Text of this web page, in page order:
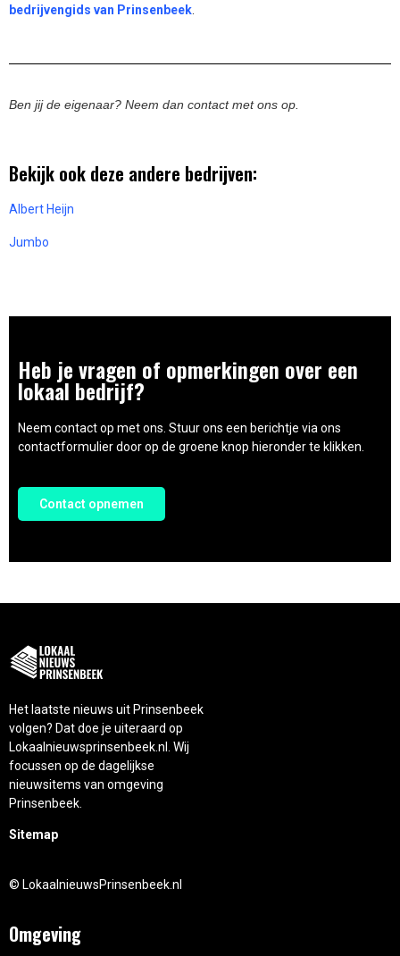
bedrijvengids van Prinsenbeek
Ben jij de eigenaar? Neem dan contact met ons op.
Bekijk ook deze andere bedrijven:
Albert Heijn
Jumbo
Heb je vragen of opmerkingen over een
lokaal bedrijf?
Neem contact op met ons. Stuur ons een berichtje via ons
contactformulier door op de groene knop hieronder te klikken.
Contact opnemen
Het laatste nieuws uit Prinsenbeek
volgen? Dat doe je uiteraard op
Lokaalnieuwsprinsenbeek.nl. Wij
focussen op de dagelijkse
nieuwsitems van omgeving
Prinsenbeek.
Sitemap
© LokaalnieuwsPrinsenbeek.nl
Omgeving